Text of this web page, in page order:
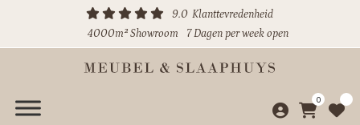
9.0 Klanttevredenheid
4000m² Showroom
7 Dagen per week open
0